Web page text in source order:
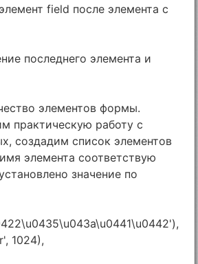
field после элемента с
последнего элемента и
элементов формы.
практическую работу с
создадим список элементов
элемента соответствую
значение по
1024),